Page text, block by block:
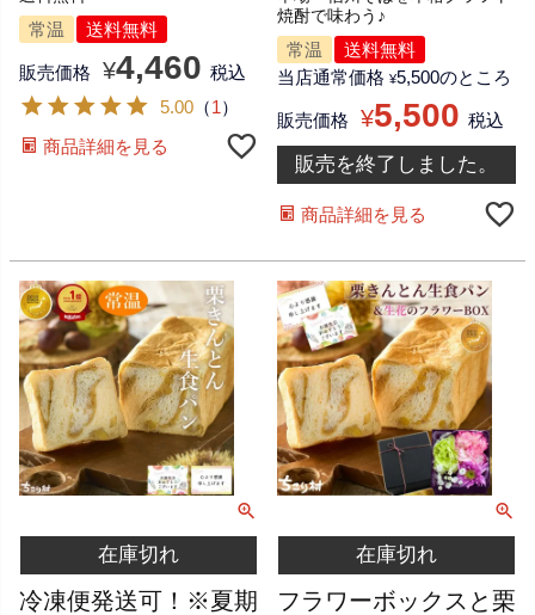
常温 送料無料
販売価格 ¥4,460 税込
5.00 （1）
商品詳細を見る
焼酎で味わう♪
常温
送料無料
当店通常価格 ¥5,500のところ
販売価格 ¥5,500 税込
販売を終了しました。
商品詳細を見る
在庫切れ
冷凍便発送可！※夏期
在庫切れ
フラワーボックスと栗